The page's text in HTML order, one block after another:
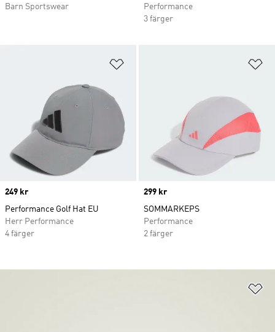
Barn Sportswear
Performance
3 färger
Price
249 kr
Performance Golf Hat EU
Herr Performance
4 färger
Price
299 kr
SOMMARKEPS
Performance
2 färger